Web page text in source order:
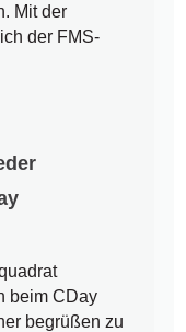
Mit der
der FMS-
beim CDay
begrüßen zu